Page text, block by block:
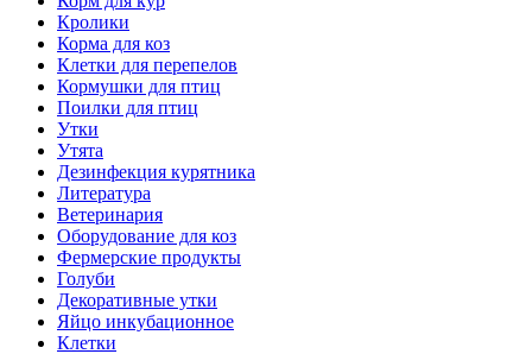
Кролики
Корма для коз
Клетки для перепелов
Кормушки для птиц
Поилки для птиц
Утки
Утята
Дезинфекция курятника
Литература
Ветеринария
Оборудование для коз
Фермерские продукты
Голуби
Декоративные утки
Яйцо инкубационное
Клетки